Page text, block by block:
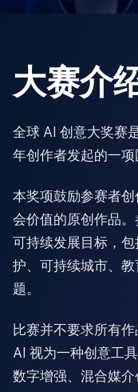
大赛介
全球 AI 创意大奖赛
年创作者发起的一项
本奖项鼓励参赛者
会价值的原创作品
可持续发展目标，
护、可持续城市、
题。
比赛并不要求所有
AI 视为一种创意工
数字增强、混合媒介